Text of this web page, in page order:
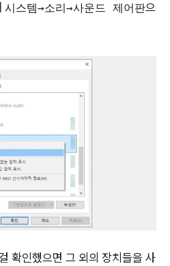
시스템→소리→사운드 제어판으
확인했으면 그 외의 장치들을 사